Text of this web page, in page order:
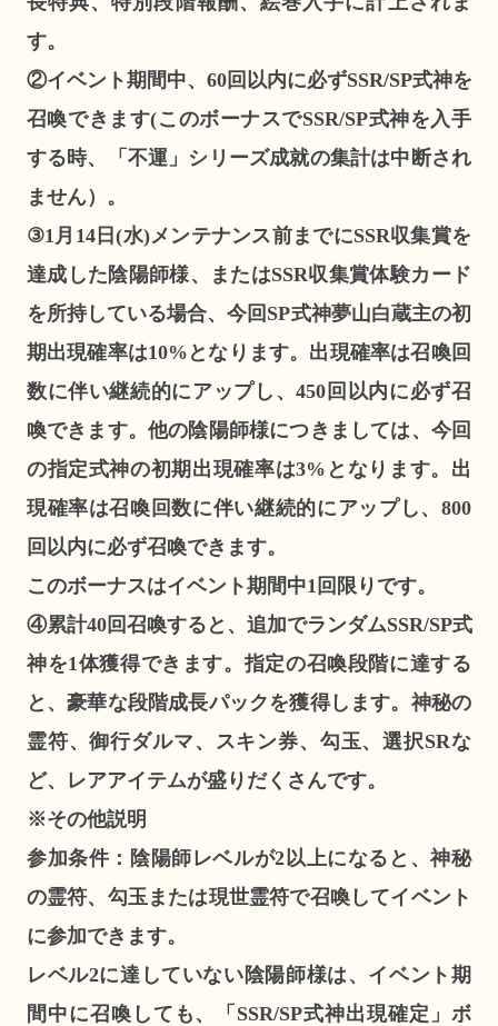
す。
②イベント期間中、60回以内に必ずSSR/SP式神を
召喚できます(このボーナスでSSR/SP式神を入手
する時、「不運」シリーズ成就の集計は中断され
ません）。
③1月14日(水)メンテナンス前までにSSR収集賞を
達成した陰陽師様、またはSSR収集賞体験カード
を所持している場合、今回SP式神夢山白蔵主の初
期出現確率は10%となります。出現確率は召喚回
数に伴い継続的にアップし、450回以内に必ず召
喚できます。他の陰陽師様につきましては、今回
の指定式神の初期出現確率は3%となります。出
現確率は召喚回数に伴い継続的にアップし、800
回以内に必ず召喚できます。
このボーナスはイベント期間中1回限りです。
④累計40回召喚すると、追加でランダムSSR/SP式
神を1体獲得できます。指定の召喚段階に達する
と、豪華な段階成長パックを獲得します。神秘の
霊符、御行ダルマ、スキン券、勾玉、選択SRな
ど、レアアイテムが盛りだくさんです。
※その他説明
参加条件：陰陽師レベルが2以上になると、神秘
の霊符、勾玉または現世霊符で召喚してイベント
に参加できます。
レベル2に達していない陰陽師様は、イベント期
間中に召喚しても、「SSR/SP式神出現確定」ボ